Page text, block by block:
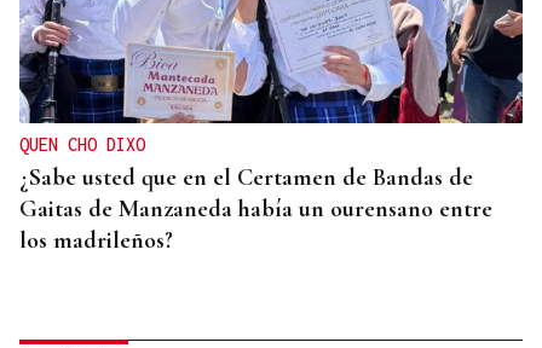
QUEN CHO DIXO
¿Sabe usted que en el Certamen de Bandas de
Gaitas de Manzaneda había un ourensano entre
los madrileños?